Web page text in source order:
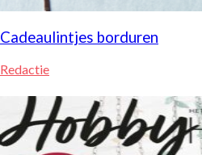
Cadeaulintjes borduren
Redactie